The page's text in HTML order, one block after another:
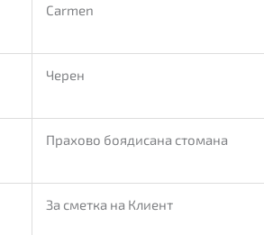
Carmen
Черен
Прахово боядисана стомана
За сметка на Клиент